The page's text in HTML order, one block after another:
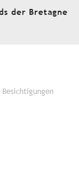
der Bretagne